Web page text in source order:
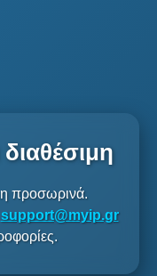
προσωρινά.
support@myip.gr